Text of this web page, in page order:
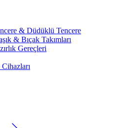
& Düdüklü Tencere
& Bıçak Takımları
Gereçleri